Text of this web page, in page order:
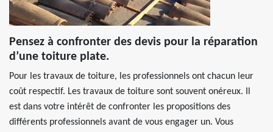
Pensez à confronter des devis pour la réparation
d’une toiture plate.
Pour les travaux de toiture, les professionnels ont chacun leur
coût respectif. Les travaux de toiture sont souvent onéreux. Il
est dans votre intérêt de confronter les propositions des
différents professionnels avant de vous engager un. Vous